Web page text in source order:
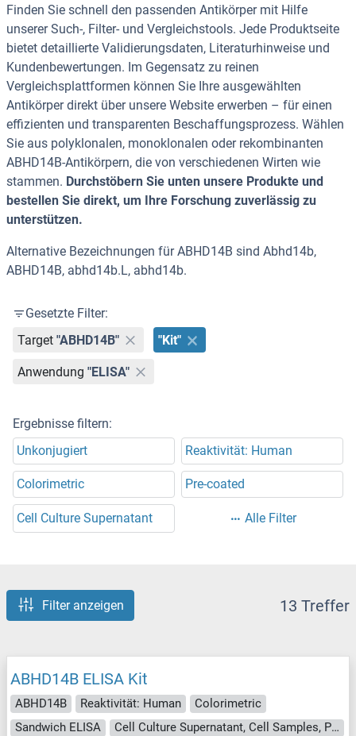
Finden Sie schnell den passenden Antikörper mit Hilfe
unserer Such-, Filter- und Vergleichstools. Jede Produktseite
bietet detaillierte Validierungsdaten, Literaturhinweise und
Kundenbewertungen. Im Gegensatz zu reinen
Vergleichsplattformen können Sie Ihre ausgewählten
Antikörper direkt über unsere Website erwerben – für einen
effizienten und transparenten Beschaffungsprozess. Wählen
Sie aus polyklonalen, monoklonalen oder rekombinanten
ABHD14B-Antikörpern, die von verschiedenen Wirten wie
stammen. Durchstöbern Sie unten unsere Produkte und
bestellen Sie direkt, um Ihre Forschung zuverlässig zu
unterstützen.
Alternative Bezeichnungen für ABHD14B sind Abhd14b,
ABHD14B, abhd14b.L, abhd14b.
Gesetzte Filter:
Target "ABHD14B" "Kit"
Anwendung "ELISA"
Ergebnisse filtern:
Unkonjugiert
Reaktivität: Human
Colorimetric Pre-coated
Cell Culture Supernatant Alle Filter
Filter anzeigen 13 Treffer
ABHD14B ELISA Kit
ABHD14B Reaktivität: Human
Colorimetric
Sandwich ELISA
Cell Culture Supernatant, Cell Samples, Plasma, Serum, Tissue Lysate